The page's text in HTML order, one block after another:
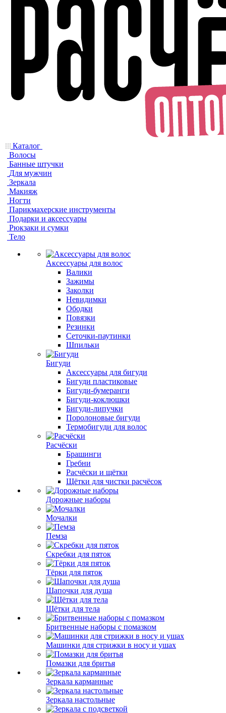
Каталог
Волосы
Банные штучки
Для мужчин
Зеркала
Макияж
Ногти
Парикмахерские инструменты
Подарки и аксессуары
Рюкзаки и сумки
Тело
Аксессуары для волос
Валики
Зажимы
Заколки
Невидимки
Ободки
Повязки
Резинки
Сеточки-паутинки
Шпильки
Бигуди
Аксессуары для бигуди
Бигуди пластиковые
Бигуди-бумеранги
Бигуди-коклюшки
Бигуди-липучки
Поролоновые бигуди
Термобигуди для волос
Расчёски
Брашинги
Гребни
Расчёски и щётки
Щётки для чистки расчёсок
Дорожные наборы
Мочалки
Пемза
Скребки для пяток
Тёрки для пяток
Шапочки для душа
Щётки для тела
Бритвенные наборы с помазком
Машинки для стрижки в носу и ушах
Помазки для бритья
Зеркала карманные
Зеркала настольные